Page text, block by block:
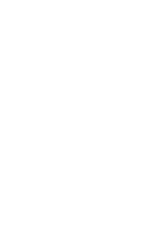
la peau et extraire les
l'étape ultime avant que
éponge
ou comme complément
soins personnels et